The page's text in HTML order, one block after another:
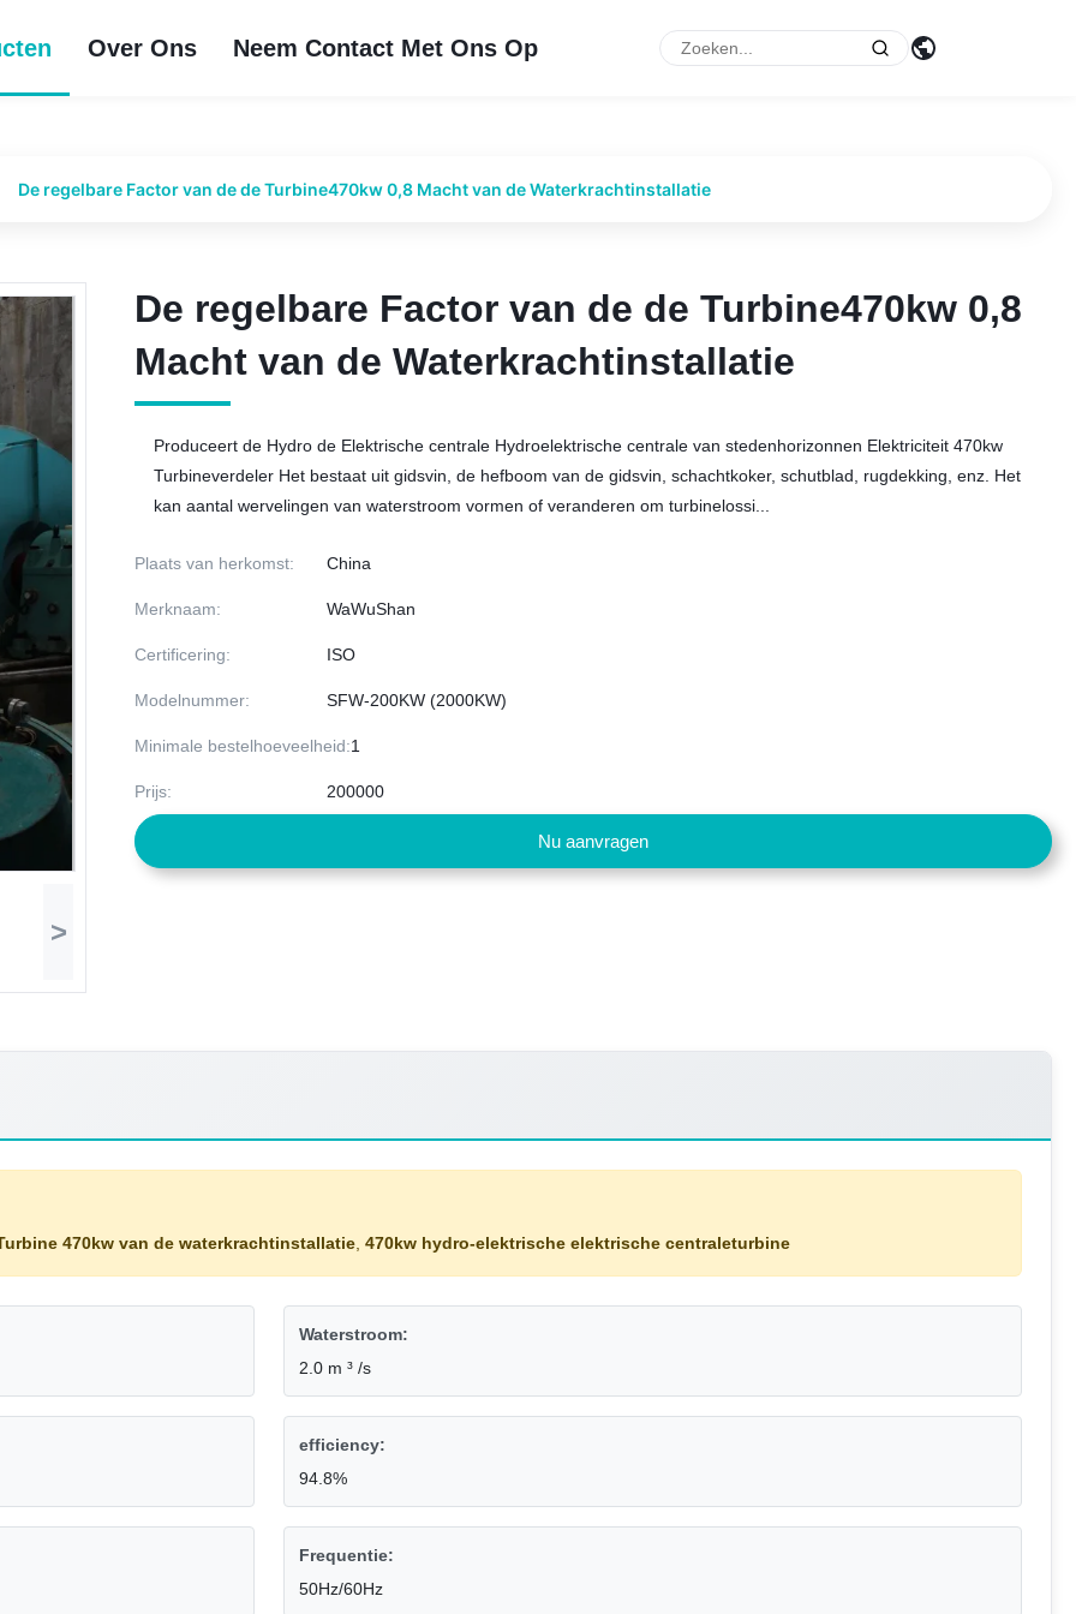
Over Ons Neem Contact Met Ons Op
De regelbare Factor van de de Turbine470kw 0,8 Macht van de Waterkrachtinstallatie
>
De regelbare Factor van de de Turbine470kw 0,8
Macht van de Waterkrachtinstallatie
De regelbare Factor van de de Turbine470kw 0,8
Macht van de Waterkrachtinstallatie
Produceert de Hydro de Elektrische centrale Hydroelektrische centrale van stedenhorizonnen Elektriciteit 470kw
Turbineverdeler Het bestaat uit gidsvin, de hefboom van de gidsvin, schachtkoker, schutblad, rugdekking, enz. Het
kan aantal wervelingen van waterstroom vormen of veranderen om turbinelossi...
Plaats van herkomst: China
Merknaam: WaWuShan
Certificering: ISO
Modelnummer: SFW-200KW (2000KW)
Minimale bestelhoeveelheid:1
Prijs: 200000
Nu aanvragen
470kw van de waterkrachtinstallatie 470kw hydro-elektrische elektrische centraleturbine
Waterstroom:
2.0 m ³ /s
efficiency:
94.8%
Frequentie:
50Hz/60Hz